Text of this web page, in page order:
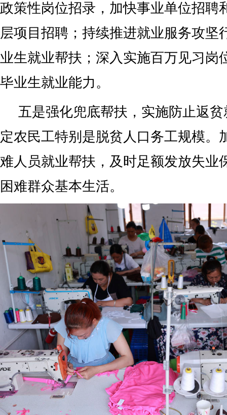
政策性岗位招录，加快事业单位招聘
层项目招聘；持续推进就业服务攻坚
业生就业帮扶；深入实施百万见习岗
毕业生就业能力。
五是强化兜底帮扶，实施防止返
定农民工特别是脱贫人口务工规模。
难人员就业帮扶，及时足额发放失业
困难群众基本生活。